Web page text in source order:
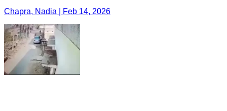
Chapra, Nadia | Feb 14, 2026